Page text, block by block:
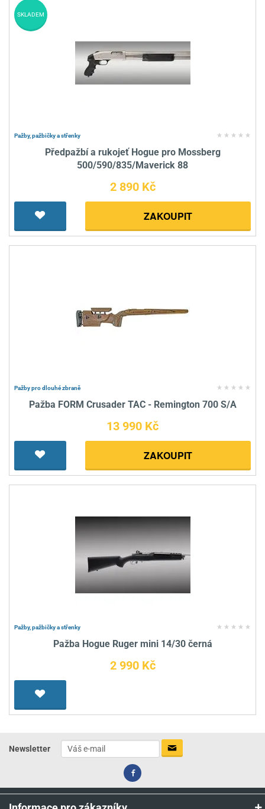
Pažby, pažbičky a střenky
Předpažbí a rukojeť Hogue pro Mossberg
500/590/835/Maverick 88
2 890 Kč
ZAKOUPIT
SKLADEM
Pažby pro dlouhé zbraně
Pažba FORM Crusader TAC - Remington 700 S/A
13 990 Kč
ZAKOUPIT
Pažby, pažbičky a střenky
Pažba Hogue Ruger mini 14/30 černá
2 990 Kč
Newsletter